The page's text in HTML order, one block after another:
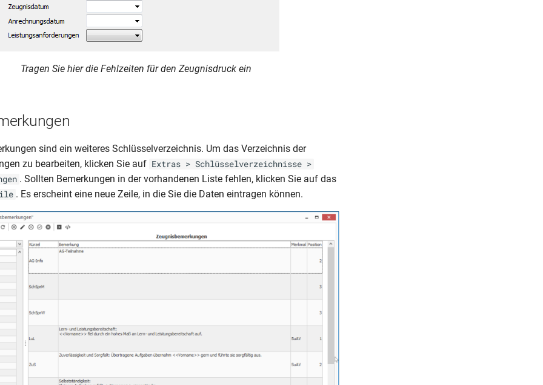
Tragen Sie hier die Fehlzeiten für den Zeugnisdruck ein
sind ein weiteres Schlüsselverzeichnis. Um das Verzeichnis der
zu bearbeiten, klicken Sie auf Extras > Schlüsselverzeichnisse >
. Sollten Bemerkungen in der vorhandenen Liste fehlen, klicken Sie auf das
. Es erscheint eine neue Zeile, in die Sie die Daten eintragen können.